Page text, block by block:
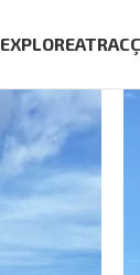
EXPLORE